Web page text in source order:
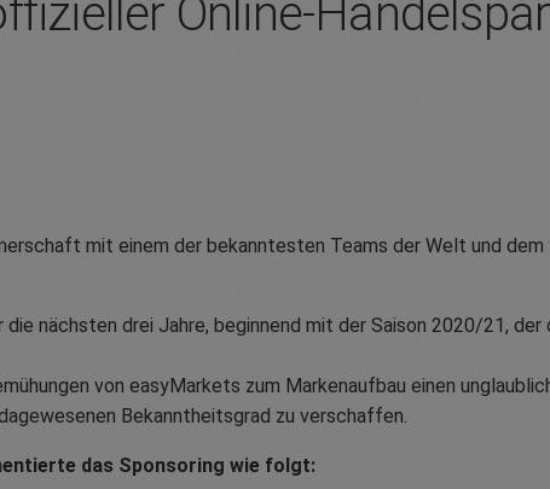
Online-
mit einem der bekanntesten Teams der Welt und dem
nächsten drei Jahre, beginnend mit der Saison 2020/21,
von easyMarkets zum Markenaufbau einen
Bekanntheitsgrad zu verschaffen.
das Sponsoring wie folgt: